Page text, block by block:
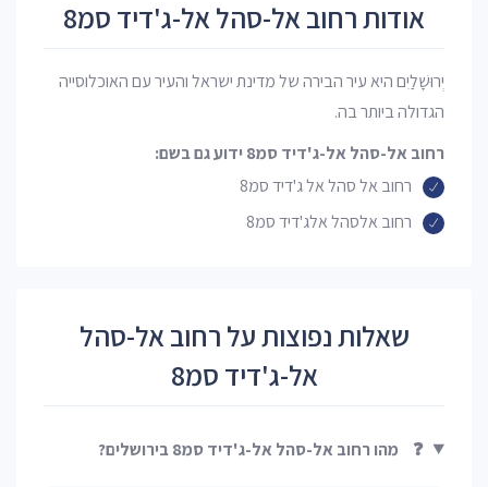
אודות רחוב אל-סהל אל-ג'דיד סמ8
יְרוּשָׁלַיִם היא עיר הבירה של מדינת ישראל והעיר עם האוכלוסייה
הגדולה ביותר בה.
רחוב אל-סהל אל-ג'דיד סמ8 ידוע גם בשם:
רחוב אל סהל אל ג'דיד סמ8
רחוב אלסהל אלג'דיד סמ8
שאלות נפוצות על רחוב אל-סהל
אל-ג'דיד סמ8
❓ מהו רחוב אל-סהל אל-ג'דיד סמ8 בירושלים?